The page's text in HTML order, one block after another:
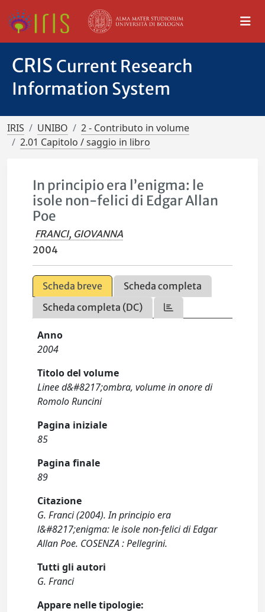
CRIS Current Research
Information System
IRIS UNIBO
2 - Contributo in volume
2.01 Capitolo / saggio in libro
In principio era l’enigma: le
isole non-felici di Edgar Allan
Poe
FRANCI, GIOVANNA
2004
Scheda breve
Scheda completa
Scheda completa (DC)
Anno
2004
Titolo del volume
Linee d&#8217;ombra, volume in onore di
Romolo Runcini
Pagina iniziale
85
Pagina finale
89
Citazione
G. Franci (2004). In principio era
l&#8217;enigma: le isole non-felici di Edgar
Allan Poe. COSENZA : Pellegrini.
Tutti gli autori
G. Franci
Appare nelle tipologie: